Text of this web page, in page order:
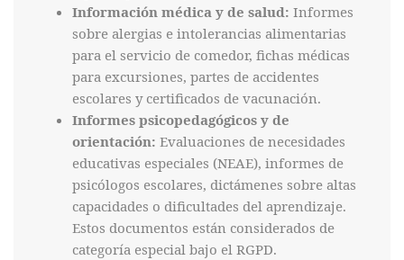
Información médica y de salud: Informes
sobre alergias e intolerancias alimentarias
para el servicio de comedor, fichas médicas
para excursiones, partes de accidentes
escolares y certificados de vacunación.
Informes psicopedagógicos y de
orientación: Evaluaciones de necesidades
educativas especiales (NEAE), informes de
psicólogos escolares, dictámenes sobre altas
capacidades o dificultades del aprendizaje.
Estos documentos están considerados de
categoría especial bajo el RGPD.